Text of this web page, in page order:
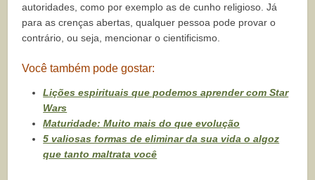
autoridades, como por exemplo as de cunho religioso. Já
para as crenças abertas, qualquer pessoa pode provar o
contrário, ou seja, mencionar o cientificismo.
Você também pode gostar:
Lições espirituais que podemos aprender com Star
Wars
Maturidade: Muito mais do que evolução
5 valiosas formas de eliminar da sua vida o algoz
que tanto maltrata você